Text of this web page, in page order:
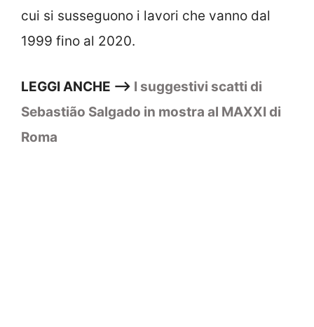
cui si susseguono i lavori che vanno dal
1999 fino al 2020.
LEGGI ANCHE –> I suggestivi scatti di
Sebastião Salgado in mostra al MAXXI di
Roma